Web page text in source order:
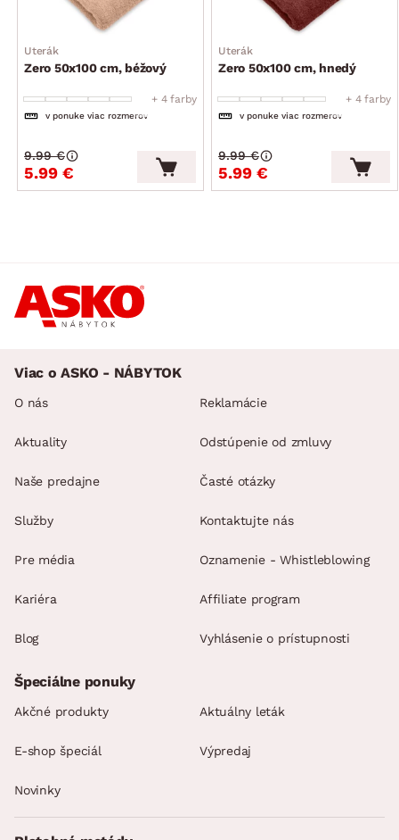
Uterák
Zero 50x100 cm, béžový
+ 4 farby
v ponuke viac rozmerov
5.99 €
9.99 €
Uterák
Zero 50x100 cm, hnedý
+ 4 farby
v ponuke viac rozmerov
5.99 €
9.99 €
Viac o ASKO - NÁBYTOK
O nás
Aktuality
Naše predajne
Služby
Pre média
Kariéra
Blog
Reklamácie
Odstúpenie od zmluvy
Časté otázky
Kontaktujte nás
Oznamenie - Whistleblowing
Affiliate program
Vyhlásenie o prístupnosti
Špeciálne ponuky
Akčné produkty Aktuálny leták
E-shop špeciál Výpredaj
Novinky